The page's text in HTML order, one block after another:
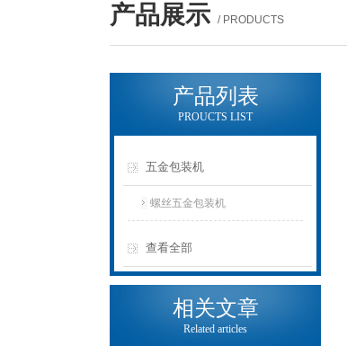
产品展示 / PRODUCTS
产品列表
PROUCTS LIST
五金包装机
螺丝五金包装机
查看全部
相关文章
Related articles